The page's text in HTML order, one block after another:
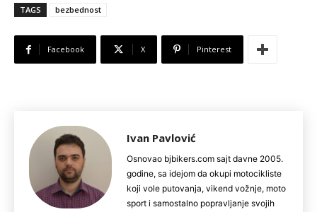
TAGS bezbednost
Facebook X Pinterest
Ivan Pavlović
Osnovao bjbikers.com sajt davne 2005.
godine, sa idejom da okupi motocikliste
koji vole putovanja, vikend vožnje, moto
sport i samostalno popravljanje svojih